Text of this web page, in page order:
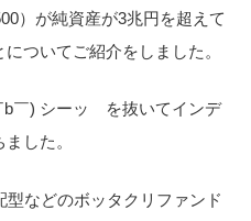
）が純資産が3兆円を超えて
ついてご紹介をしました。
￣) シーッ を抜いてインデ
した。
などのボッタクリファンド